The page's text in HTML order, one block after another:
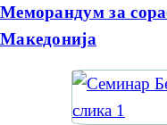
Меморандум за
Македонија